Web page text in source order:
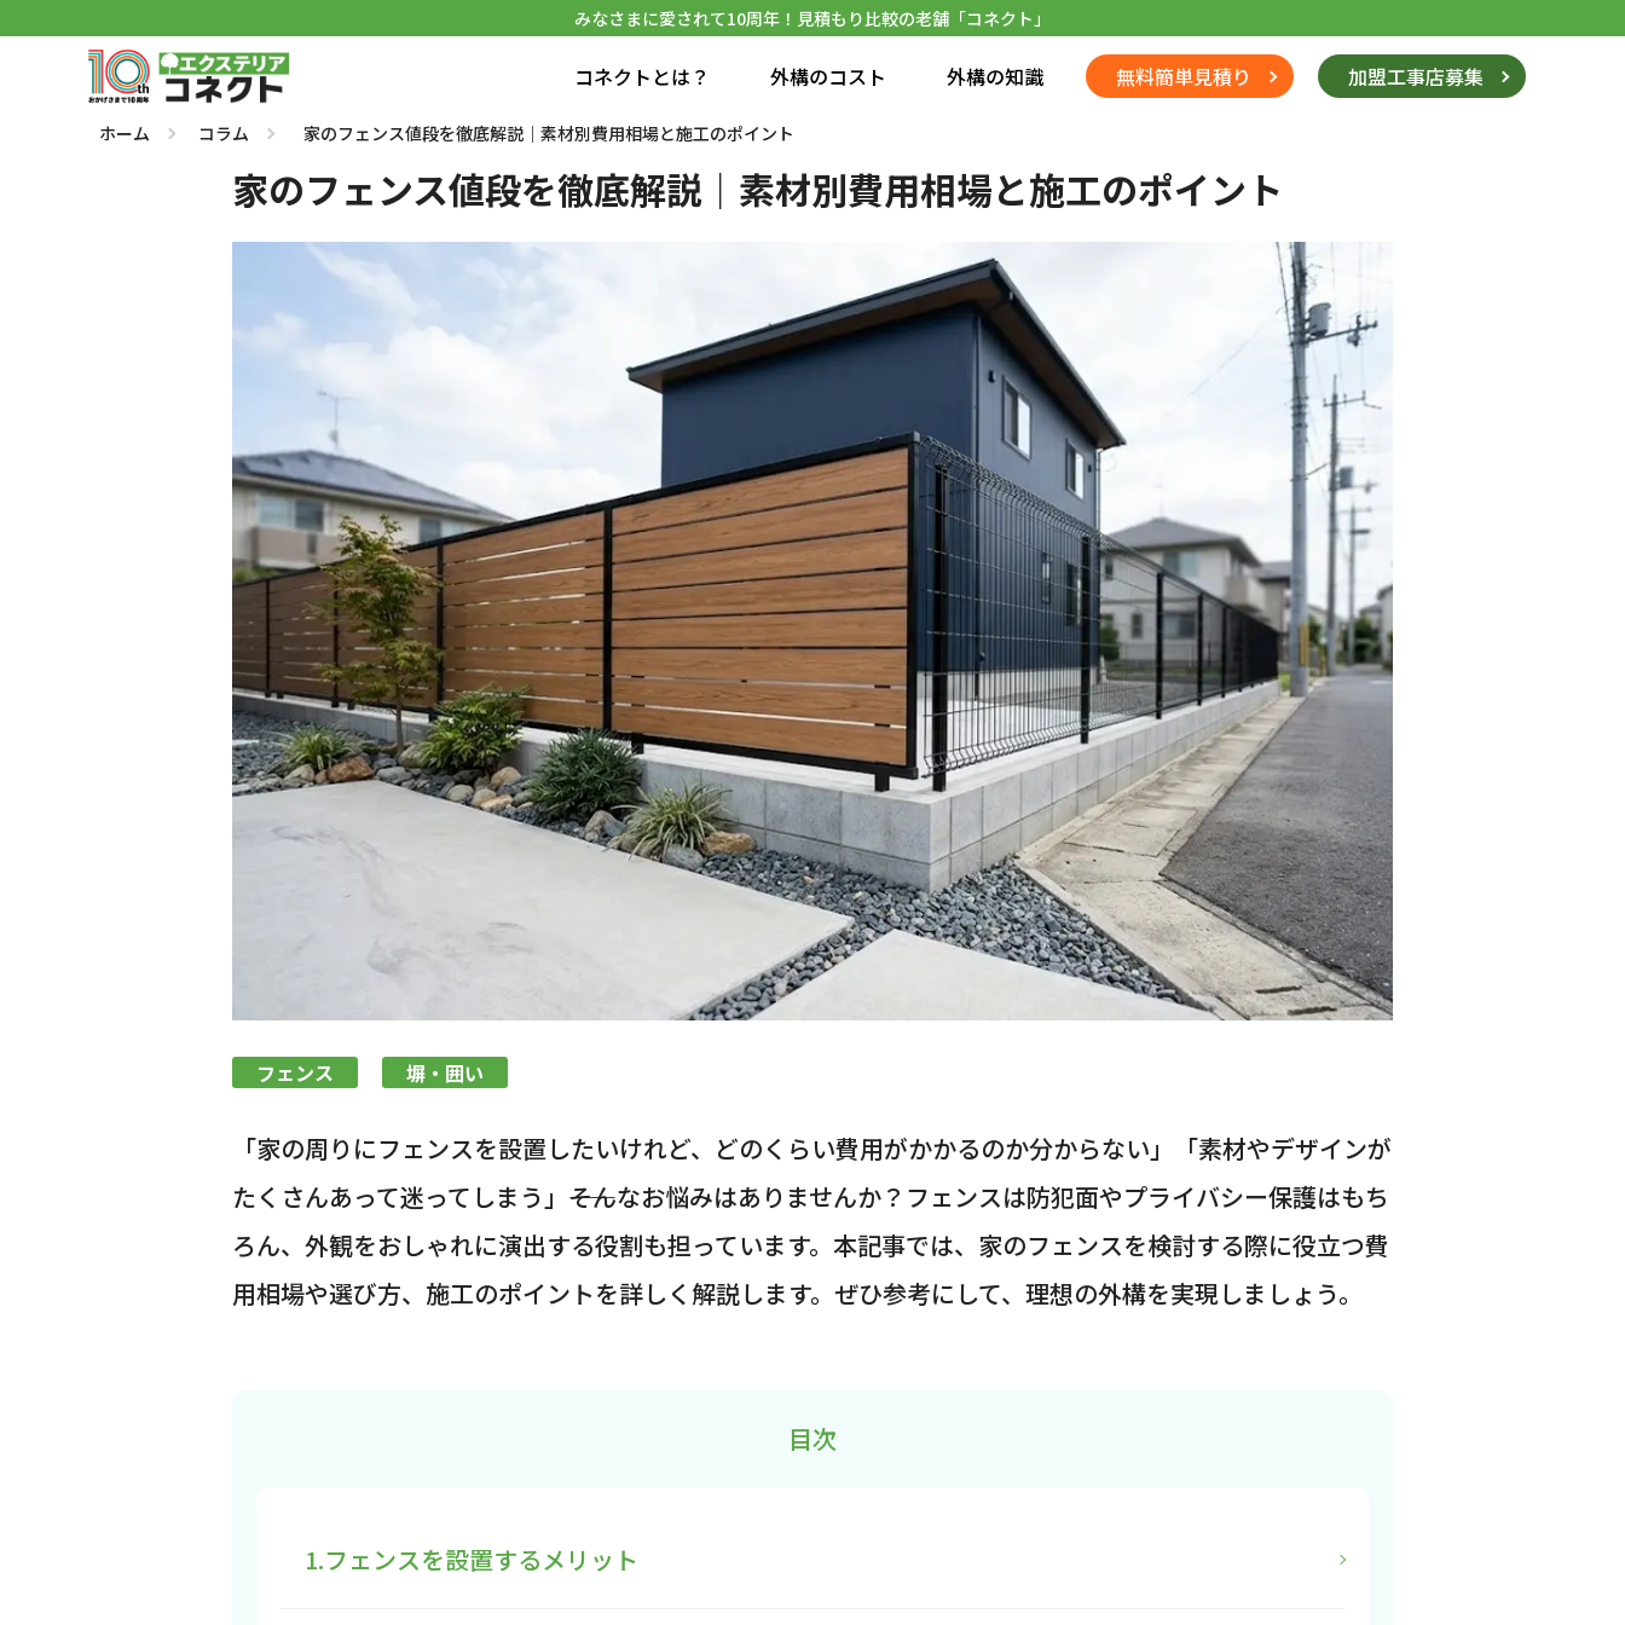
みなさまに愛されて10周年！見積もり比較の老舗「コネクト」
コネクトとは？ 外構のコスト 外構の知識 無料簡単見積り 加盟工事店募集
ホーム コラム 家のフェンス値段を徹底解説｜素材別費用相場と施工のポイント
家のフェンス値段を徹底解説｜素材別費用相場と施工のポイント
フェンス 塀・囲い
「家の周りにフェンスを設置したいけれど、どのくらい費用がかかるのか分からない」「素材やデザインが
たくさんあって迷ってしまう」――そんなお悩みはありませんか？フェンスは防犯面やプライバシー保護はもち
ろん、外観をおしゃれに演出する役割も担っています。本記事では、家のフェンスを検討する際に役立つ費
用相場や選び方、施工のポイントを詳しく解説します。ぜひ参考にして、理想の外構を実現しましょう。
目次
1.フェンスを設置するメリット